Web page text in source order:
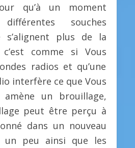
qu’à un moment
souches
s’alignent plus de la
comme si Vous
radios et qu’une
interfère ce que Vous
amène un brouillage,
peut être perçu à
dans un nouveau
un peu ainsi que les